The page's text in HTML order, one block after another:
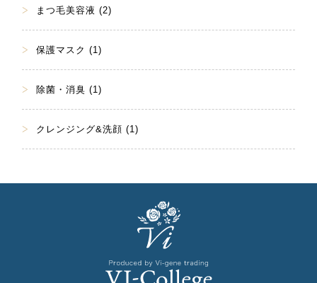
まつ毛美容液 (2)
保護マスク (1)
除菌・消臭 (1)
クレンジング&洗顔 (1)